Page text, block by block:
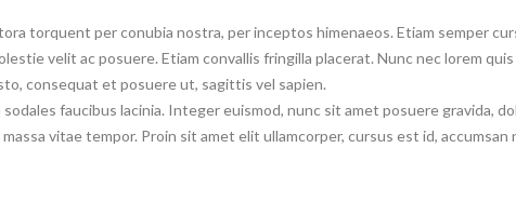
torquent per conubia nostra, per inceptos himenaeos. Etiam semper
velit ac posuere. Etiam convallis fringilla placerat. Nunc nec lorem
consequat et posuere ut, sagittis vel sapien.
faucibus lacinia. Integer euismod, nunc sit amet posuere gravida,
vitae tempor. Proin sit amet elit ullamcorper, cursus est id,